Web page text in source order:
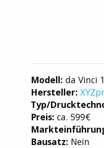
Modell: da Vinci
Hersteller:
Typ/
Preis: ca. 599€
Bausatz: Nein